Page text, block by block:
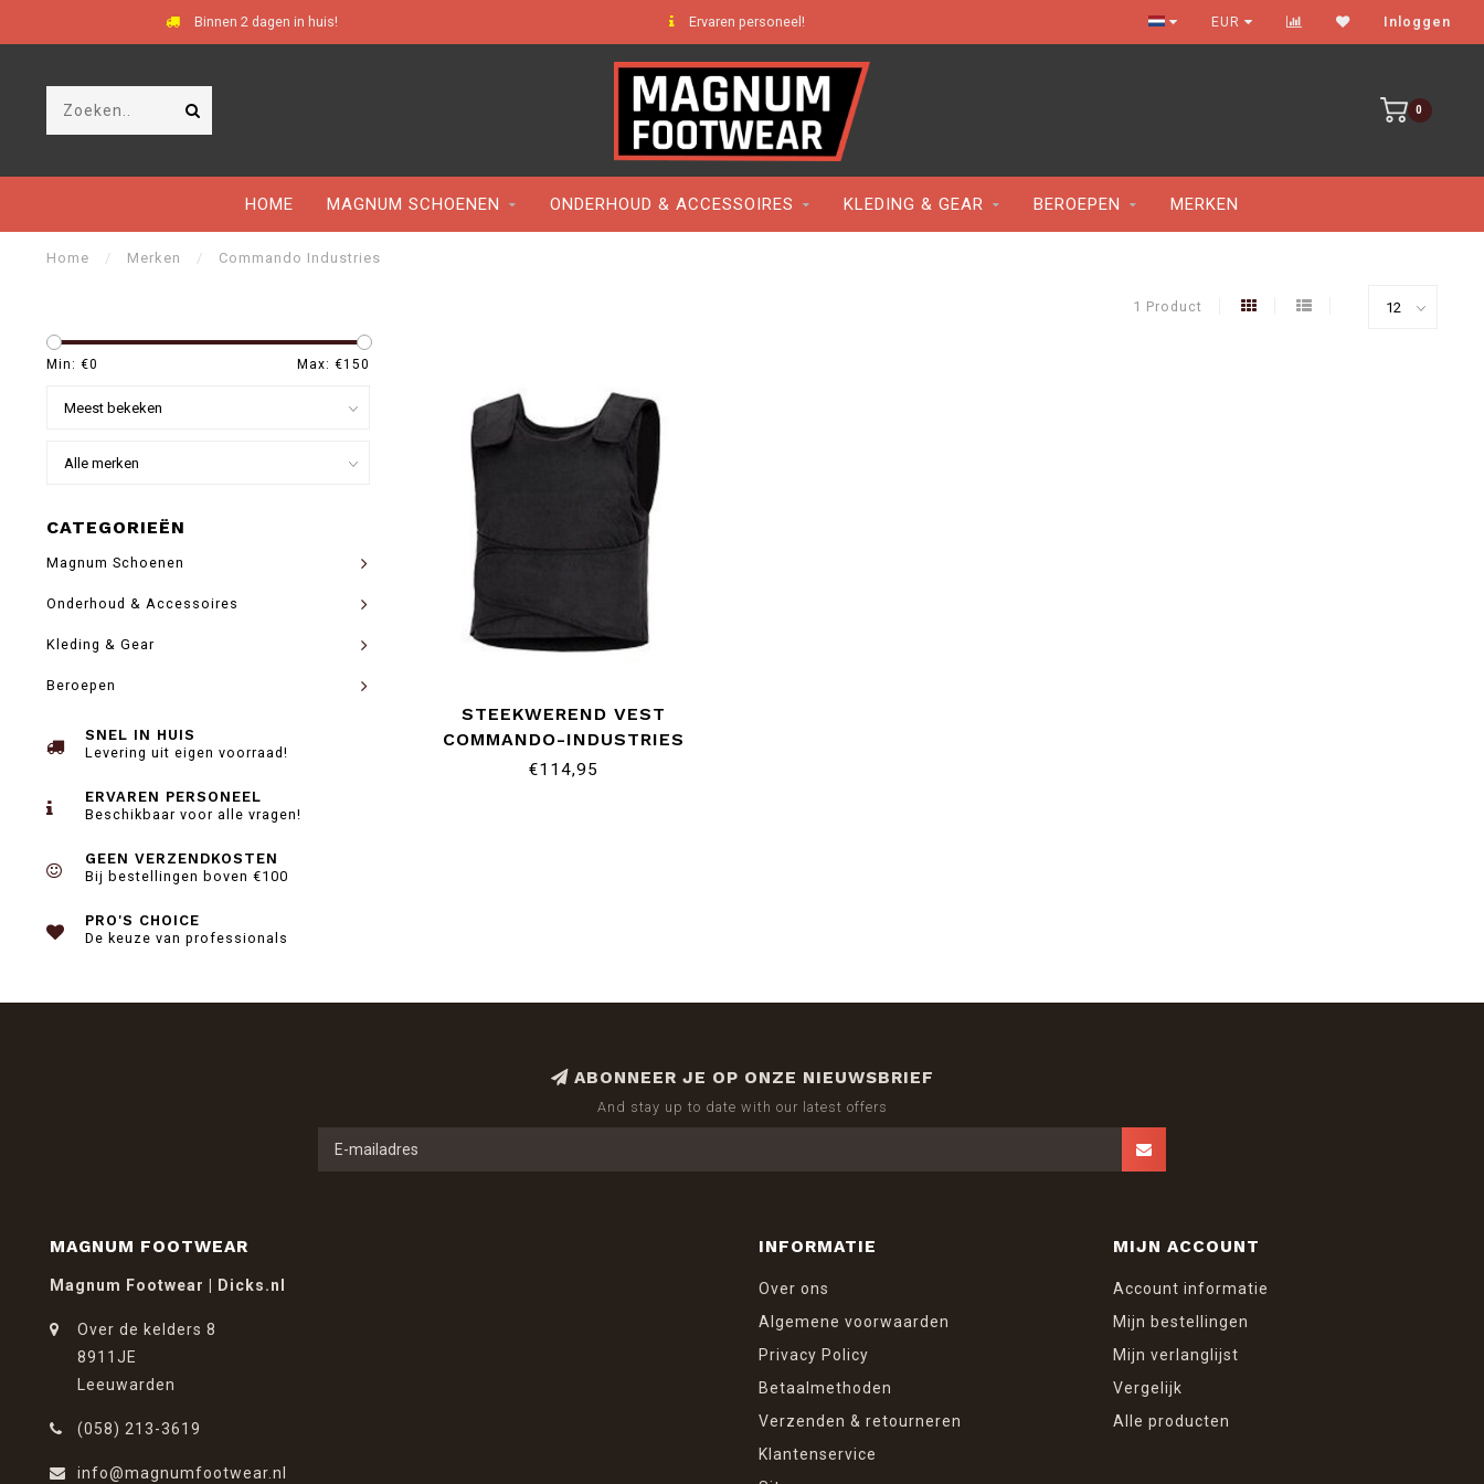
Binnen 2 dagen in huis! Ervaren personeel! Gratis verzenden vanaf €100
EUR Inloggen
0
HOME MAGNUM SCHOENEN ONDERHOUD & ACCESSOIRES KLEDING & GEAR BEROEPEN MERKEN
Home / Merken / Commando Industries
1 Product
Min: €0 Max: €150
CATEGORIEËN
Magnum Schoenen
Onderhoud & Accessoires
Kleding & Gear
Beroepen
SNEL IN HUIS
Levering uit eigen voorraad!
ERVAREN PERSONEEL
Beschikbaar voor alle vragen!
GEEN VERZENDKOSTEN
Bij bestellingen boven €100
PRO'S CHOICE
De keuze van professionals
STEEKWEREND VEST
COMMANDO-INDUSTRIES
€114,95
ABONNEER JE OP ONZE NIEUWSBRIEF
And stay up to date with our latest offers
MAGNUM FOOTWEAR
Magnum Footwear | Dicks.nl
Over de kelders 8
8911JE
Leeuwarden
(058) 213-3619
info@magnumfootwear.nl
INFORMATIE
Over ons
Algemene voorwaarden
Privacy Policy
Betaalmethoden
Verzenden & retourneren
Klantenservice
MIJN ACCOUNT
Account informatie
Mijn bestellingen
Mijn verlanglijst
Vergelijk
Alle producten